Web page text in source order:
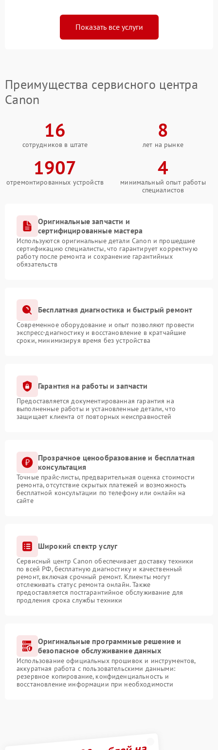
Показать все услуги
Преимущества сервисного центра
Canon
16
сотрудников в штате
8
лет на рынке
1907
отремонтированных устройств
4
минимальный опыт работы
специалистов
Оригинальные запчасти и
сертифицированные мастера
Используются оригинальные детали Canon и прошедшие
сертификацию специалисты, что гарантирует корректную
работу после ремонта и сохранение гарантийных
обязательств
Бесплатная диагностика и быстрый ремонт
Современное оборудование и опыт позволяют провести
экспресс-диагностику и восстановление в кратчайшие
сроки, минимизируя время без устройства
Гарантия на работы и запчасти
Предоставляется документированная гарантия на
выполненные работы и установленные детали, что
защищает клиента от повторных неисправностей
Прозрачное ценообразование и бесплатная
консультация
Точные прайс-листы, предварительная оценка стоимости
ремонта, отсутствие скрытых платежей и возможность
бесплатной консультации по телефону или онлайн на
сайте
Широкий спектр услуг
Сервисный центр Canon обеспечивает доставку техники
по всей РФ, бесплатную диагностику и качественный
ремонт, включая срочный ремонт. Клиенты могут
отслеживать статус ремонта онлайн. Также
предоставляется постгарантийное обслуживание для
продления срока службы техники
Оригинальные программные решение и
безопасное обслуживание данных
Использование официальных прошивок и инструментов,
аккуратная работа с пользовательскими данными:
резервное копирование, конфиденциальность и
восстановление информации при необходимости